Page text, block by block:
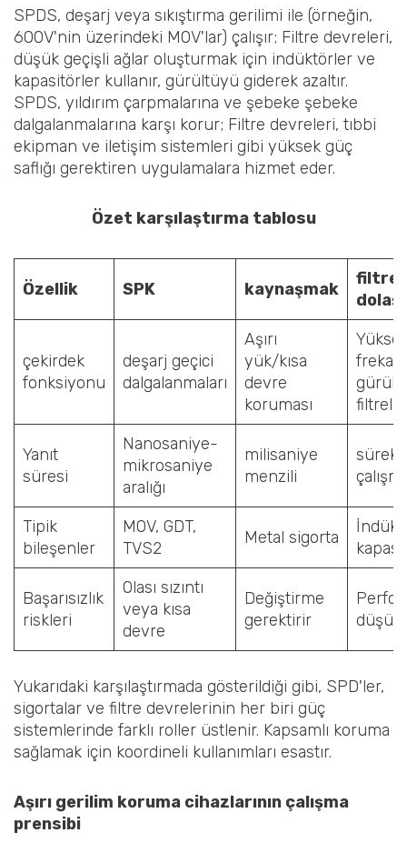
SPDS, deşarj veya sıkıştırma gerilimi ile (örneğin,
600V'nin üzerindeki MOV'lar) çalışır; Filtre devreleri,
düşük geçişli ağlar oluşturmak için indüktörler ve
kapasitörler kullanır, gürültüyü giderek azaltır.
SPDS, yıldırım çarpmalarına ve şebeke şebeke
dalgalanmalarına karşı korur; Filtre devreleri, tıbbi
ekipman ve iletişim sistemleri gibi yüksek güç
saflığı gerektiren uygulamalara hizmet eder.
Özet karşılaştırma tablosu
‌Özellik SPK kaynaşmak
‌filtre
çekirdek
fonksiyonu‌
deşarj geçici
dalgalanmaları
Aşırı
yük/kısa
devre
koruması
Yanıt
süresi
Nanosaniye-
mikrosaniye
aralığı
milisaniye
menzili
sürekli
Tipik
bileşenler
MOV, GDT,
TVS2
Metal sigorta
Başarısızlık
riskleri
Olası sızıntı
veya kısa
devre
Değiştirme
gerektirir
Yukarıdaki karşılaştırmada gösterildiği gibi, SPD'ler,
sigortalar ve filtre devrelerinin her biri güç
sistemlerinde farklı roller üstlenir. Kapsamlı koruma
sağlamak için koordineli kullanımları esastır.
Aşırı gerilim koruma cihazlarının çalışma
prensibi